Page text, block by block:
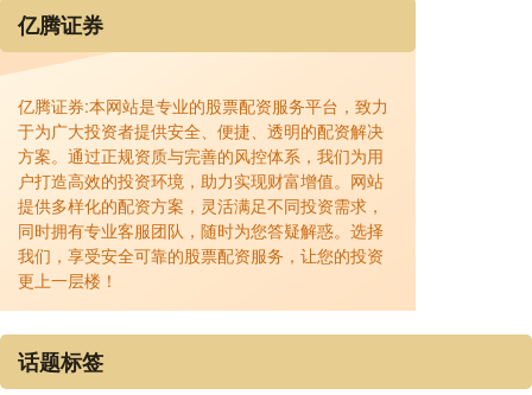
亿腾证券
亿腾证券:本网站是专业的股票配资服务平台，致力
于为广大投资者提供安全、便捷、透明的配资解决
方案。通过正规资质与完善的风控体系，我们为用
户打造高效的投资环境，助力实现财富增值。网站
提供多样化的配资方案，灵活满足不同投资需求，
同时拥有专业客服团队，随时为您答疑解惑。选择
我们，享受安全可靠的股票配资服务，让您的投资
更上一层楼！
话题标签